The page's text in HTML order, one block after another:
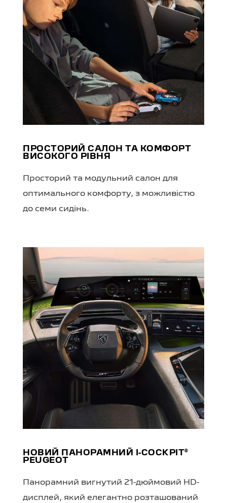
ПРОСТОРИЙ САЛОН ТА КОМФОРТ
ВИСОКОГО РІВНЯ
Просторий та модульний салон для
оптимального комфорту, з можливістю
до семи сидінь.
НОВИЙ ПАНОРАМНИЙ I-COCKPIT®
PEUGEOT
Панорамний вигнутий 21-дюймовий HD-
дисплей, який елегантно розташований